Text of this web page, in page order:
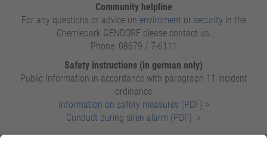
Community helpline
For any questions or advice on enviroment or security in the
Chemiepark GENDORF please contact us:
Phone: 08679 / 7-6111
Safety instructions (in german only)
Public Information in accordance with paragraph 11 incident
ordinance
Information on safety measures (PDF) >
Conduct during siren alarm (PDF) >